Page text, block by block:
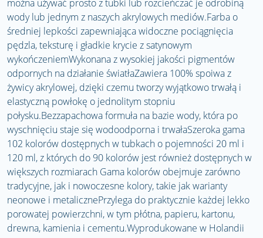
można używać prosto z tubki lub rozcieńczać je odrobiną
wody lub jednym z naszych akrylowych mediów.Farba o
średniej lepkości zapewniająca widoczne pociągnięcia
pędzla, teksturę i gładkie krycie z satynowym
wykończeniemWykonana z wysokiej jakości pigmentów
odpornych na działanie światłaZawiera 100% spoiwa z
żywicy akrylowej, dzięki czemu tworzy wyjątkowo trwałą i
elastyczną powłokę o jednolitym stopniu
połysku.Bezzapachowa formuła na bazie wody, która po
wyschnięciu staje się wodoodporna i trwałaSzeroka gama
102 kolorów dostępnych w tubkach o pojemności 20 ml i
120 ml, z których do 90 kolorów jest również dostępnych w
większych rozmiarach Gama kolorów obejmuje zarówno
tradycyjne, jak i nowoczesne kolory, takie jak warianty
neonowe i metalicznePrzylega do praktycznie każdej lekko
porowatej powierzchni, w tym płótna, papieru, kartonu,
drewna, kamienia i cementu.Wyprodukowane w Holandii